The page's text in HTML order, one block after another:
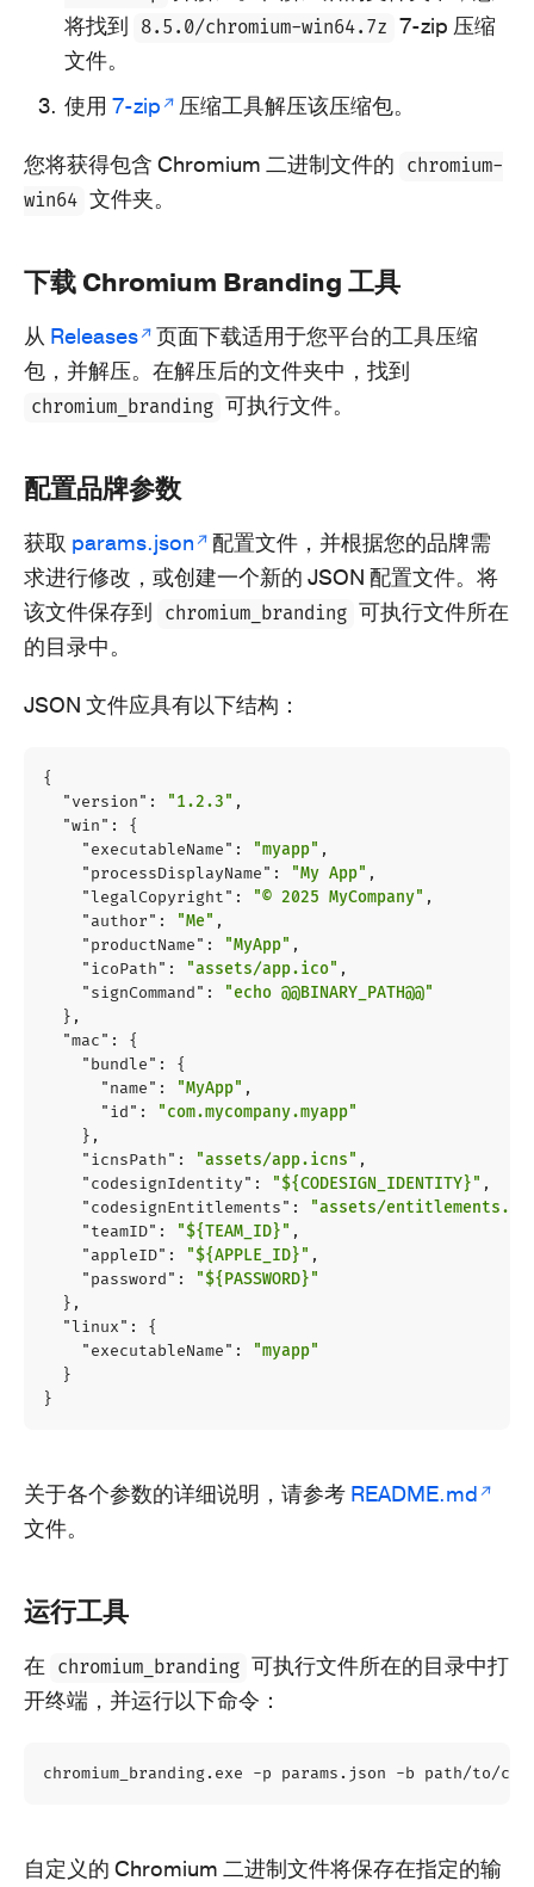
将找到
8.5.0/chromium-win64.7z 7-zip 压缩
文件。
使用 7-zip 压缩工具解压该压缩包。
您将获得包含 Chromium 二进制文件的
chromium-
win64 文件夹。
下载 Chromium Branding 工具
从 Releases
页面下载适用于您平台的工具压缩
包，并解压。在解压后的文件夹中，找到
chromium_branding 可执行文件。
配置品牌参数
获取 params.json
配置文件，并根据您的品牌需
求进行修改，或创建一个新的 JSON 配置文件。将
该文件保存到
chromium_branding 可执行文件所在
的目录中。
JSON 文件应具有以下结构：
{
"version" : "1.2.3" ,
"win" :
{
"executableName" : "myapp" ,
"processDisplayName" : "My App" ,
"legalCopyright" : "© 2025 MyCompany" ,
"author" : "Me" ,
"productName" : "MyApp" ,
"icoPath" : "assets/app.ico" ,
"signCommand" :
"echo @@BINARY_PATH@@"
},
"mac" :
{
"bundle" :
{
"name" : "MyApp" ,
"id" :
"com.mycompany.myapp"
},
"icnsPath" : "assets/app.icns" ,
"codesignIdentity" : "${CODESIGN_IDENTITY}" ,
"codesignEntitlements" :
"assets/
"teamID" : "${TEAM_ID}" ,
"appleID" : "${APPLE_ID}" ,
"password" :
"${PASSWORD}"
},
"linux" :
{
"executableName" :
"myapp"
}
}
关于各个参数的详细说明，请参考 README.md
文件。
运行工具
在 chromium_branding 可执行文件所在的目录中打
开终端，并运行以下命令：
自定义的 Chromium 二进制文件将保存在指定的输